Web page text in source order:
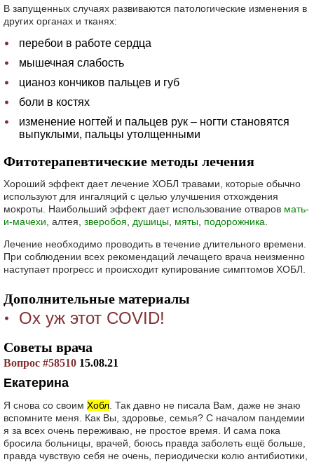
В запущенных случаях развиваются патологические изменения в
других органах и тканях:
перебои в работе сердца
мышечная слабость
цианоз кончиков пальцев и губ
боли в костях
изменение ногтей и пальцев рук – ногти становятся
выпуклыми, пальцы утолщенными
Фитотерапевтические методы лечения
Хороший эффект дает лечение ХОБЛ травами, которые обычно
используют для ингаляций с целью улучшения отхождения
мокроты. Наибольший эффект дает использование отваров мать-
и-мачехи , алтея, зверобоя душицы мяты подорожника
Лечение необходимо проводить в течение длительного времени.
При соблюдении всех рекомендаций лечащего врача неизменно
наступает прогресс и происходит купирование симптомов ХОБЛ.
Дополнительные материалы
Ох уж этот COVID!
Советы врача
Вопрос #58510 15.08.21
Екатерина
Я снова со своим Хобл . Так давно не писала Вам, даже не знаю
вспомните меня. Как Вы, здоровье, семья? С началом пандемии
я за всех очень переживаю, не простое время. И сама пока
бросила больницы, врачей, боюсь правда заболеть ещё больше,
правда чувствую себя не очень, периодически колю антибиотики,